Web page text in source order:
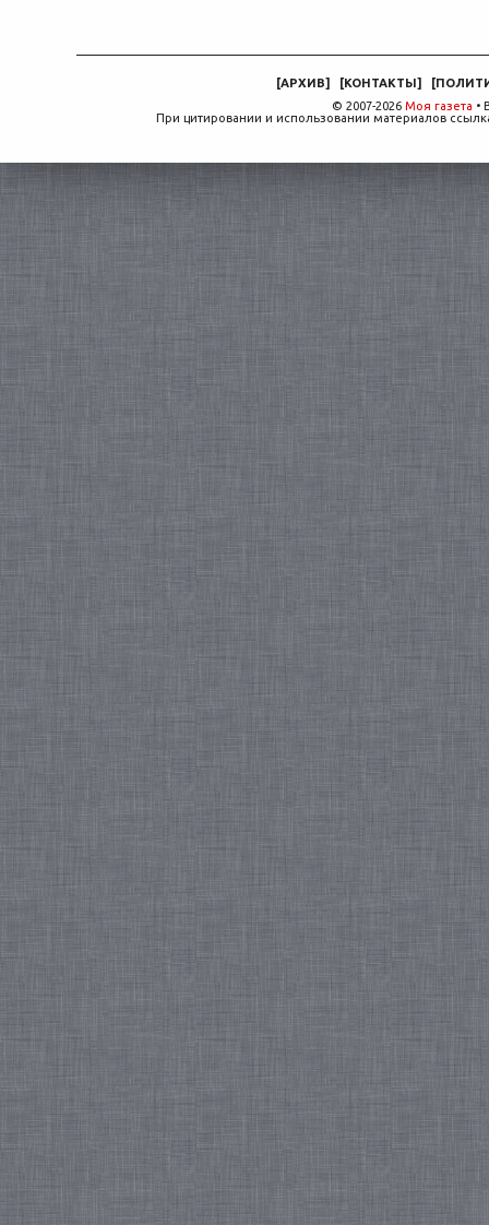
[АРХИВ] [КОНТАКТЫ] [
© 2007-2026 Моя газета •
При цитировании и использовании материалов